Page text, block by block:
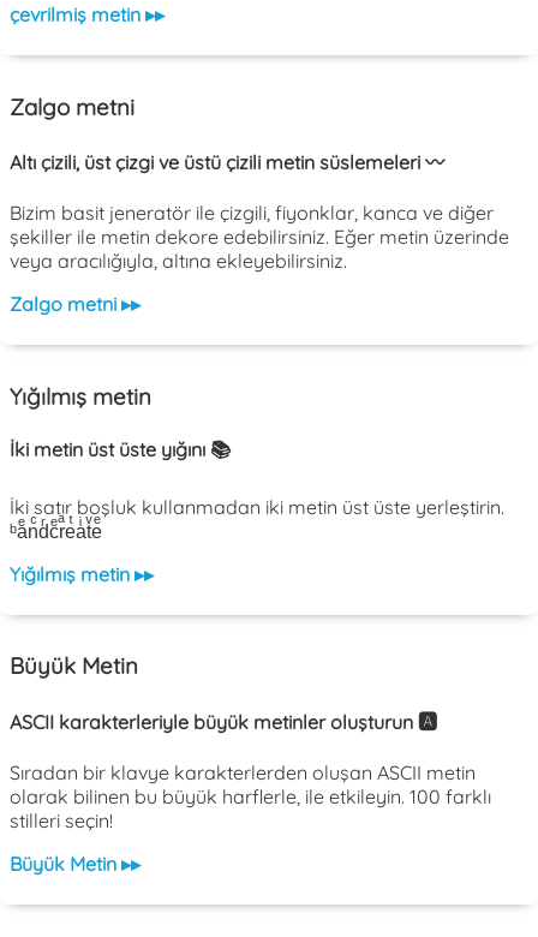
çevrilmiş metin ▸▸
Zalgo metni
Altı çizili, üst çizgi ve üstü çizili metin süslemeleri 〰️
Bizim basit jeneratör ile çizgili, fiyonklar, kanca ve diğer
şekiller ile metin dekore edebilirsiniz. Eğer metin üzerinde
veya aracılığıyla, altına ekleyebilirsiniz.
Zalgo metni ▸▸
Yığılmış metin
İki metin üst üste yığını 📚
İki satır boşluk kullanmadan iki metin üst üste yerleştirin.
ᵇaͤnͨdͬcͤrͣeͭaͥtͮeͤ
Yığılmış metin ▸▸
Büyük Metin
ASCII karakterleriyle büyük metinler oluşturun 🅰️
Sıradan bir klavye karakterlerden oluşan ASCII metin
olarak bilinen bu büyük harflerle, ile etkileyin. 100 farklı
stilleri seçin!
Büyük Metin ▸▸